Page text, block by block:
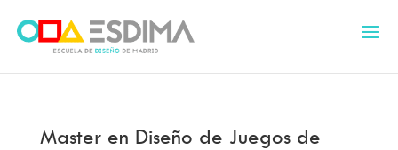
Master en Diseño de Juegos de